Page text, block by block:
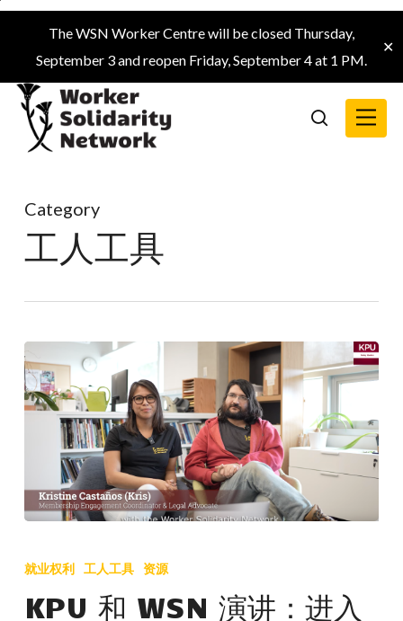
Skip
main
content
The WSN Worker Centre will be closed Thursday,
September 3 and reopen Friday, September 4 at 1 PM.
✕
search
Menu
Category
工人工具
和
演
就业权利 工人工具 资源
KPU 和 WSN 演讲：进入